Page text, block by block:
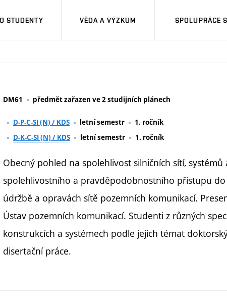
STUDENTY VĚDA A VÝZKUM SPOLUPRÁCE
DM61 předmět zařazen ve 2 studijních plánech
D-P-C-SI (N) / KDS letní semestr
1. ročník
D-K-C-SI (N) / KDS
letní semestr 1. ročník
Obecný pohled na spolehlivost silničních sítí,
spolehlivostního a pravděpodobnostního přístupu
údržbě a opravách sítě pozemních komunikací.
Ústav pozemních komunikací. Studenti z různých
konstrukcích a systémech podle jejich témat
disertační práce.